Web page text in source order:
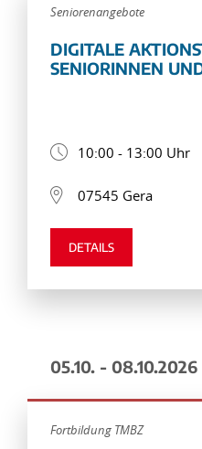
Seniorenangebote
DIGITALE
SENIORINNEN
10:00 - 13:00 Uhr
07545 Gera
DETAILS
05.10. - 08.10.2026
Fortbildung TMBZ